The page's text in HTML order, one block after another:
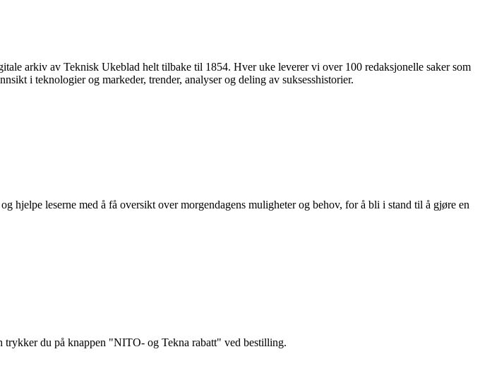
arkiv av Teknisk Ukeblad helt tilbake til 1854. Hver uke leverer vi over 100 redaksjonelle saker som
i teknologier og markeder, trender, analyser og deling av suksesshistorier.
leserne med å få oversikt over morgendagens muligheter og behov, for å bli i stand til å gjøre en
trykker du på knappen "NITO- og Tekna rabatt" ved bestilling.